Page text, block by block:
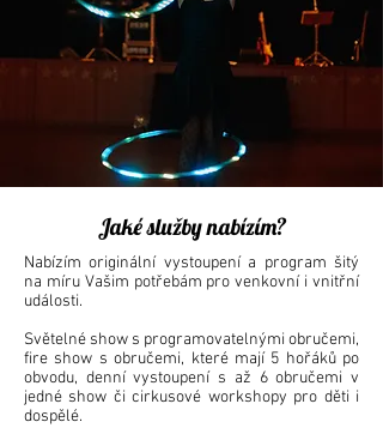
Jaké služby nabízím?
Nabízím originální vystoupení a program šitý
na míru Vašim potřebám pro venkovní i vnitřní
události.
Světelné show s programovatelnými obručemi,
fire show s obručemi, které mají 5 hořáků po
obvodu, denní vystoupení s až 6 obručemi v
jedné show či cirkusové workshopy pro děti i
dospělé.